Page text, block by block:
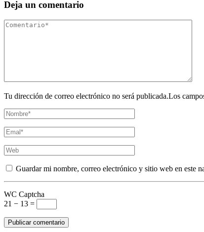
Deja un comentario
Tu dirección de correo electrónico no será publicada.Los
Guardar mi nombre, correo electrónico y sitio web en este
WC Captcha
21 − 13 =